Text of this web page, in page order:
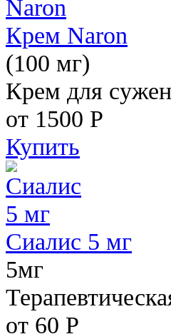
Крем Naron
(100 мг)
Крем для
от 1500 Р
Купить
Сиалис 5 мг
5мг
от 60 Р